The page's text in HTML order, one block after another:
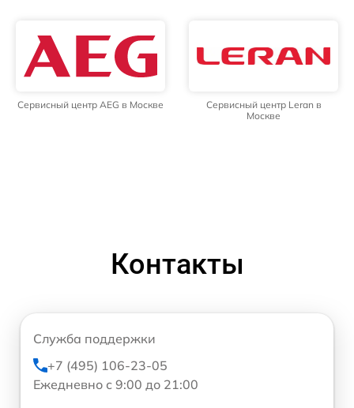
Сервисный центр AEG в Москве
Сервисный центр Leran в
Москве
Контакты
Служба поддержки
+7 (495) 106-23-05
Ежедневно с 9:00 до 21:00